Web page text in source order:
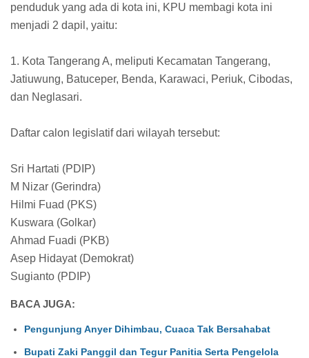
penduduk yang ada di kota ini, KPU membagi kota ini
menjadi 2 dapil, yaitu:
1. Kota Tangerang A, meliputi Kecamatan Tangerang,
Jatiuwung, Batuceper, Benda, Karawaci, Periuk, Cibodas,
dan Neglasari.
Daftar calon legislatif dari wilayah tersebut:
Sri Hartati (PDIP)
M Nizar (Gerindra)
Hilmi Fuad (PKS)
Kuswara (Golkar)
Ahmad Fuadi (PKB)
Asep Hidayat (Demokrat)
Sugianto (PDIP)
BACA JUGA:
Pengunjung Anyer Dihimbau, Cuaca Tak Bersahabat
Bupati Zaki Panggil dan Tegur Panitia Serta Pengelola